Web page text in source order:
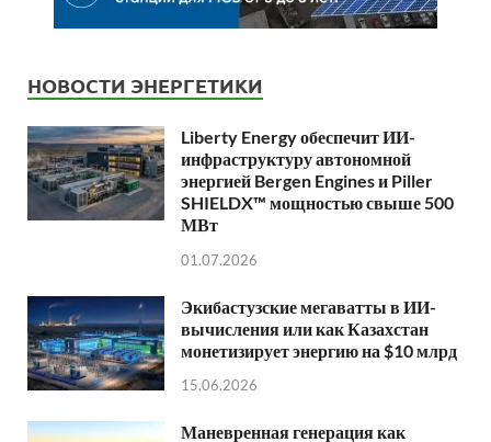
НОВОСТИ ЭНЕРГЕТИКИ
Liberty Energy обеспечит ИИ-
инфраструктуру автономной
энергией Bergen Engines и Piller
SHIELDX™ мощностью свыше 500
МВт
01.07.2026
Экибастузские мегаватты в ИИ-
вычисления или как Казахстан
монетизирует энергию на $10 млрд
15.06.2026
Маневренная генерация как